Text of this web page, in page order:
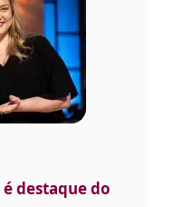
destaque do